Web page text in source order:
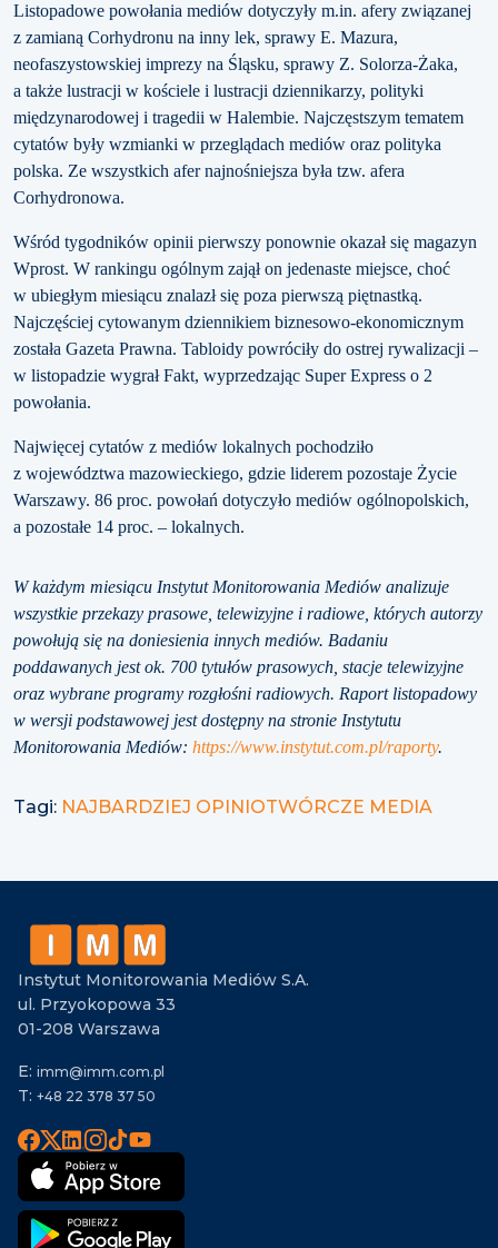
Listopadowe powołania mediów dotyczyły m.in. afery związanej
z zamianą Corhydronu na inny lek, sprawy E. Mazura,
neofaszystowskiej imprezy na Śląsku, sprawy Z. Solorza-Żaka,
a także lustracji w kościele i lustracji dziennikarzy, polityki
międzynarodowej i tragedii w Halembie. Najczęstszym tematem
cytatów były wzmianki w przeglądach mediów oraz polityka
polska. Ze wszystkich afer najnośniejsza była tzw. afera
Corhydronowa.
Wśród tygodników opinii pierwszy ponownie okazał się magazyn
Wprost. W rankingu ogólnym zajął on jedenaste miejsce, choć
w ubiegłym miesiącu znalazł się poza pierwszą piętnastką.
Najczęściej cytowanym dziennikiem biznesowo-ekonomicznym
została Gazeta Prawna. Tabloidy powróciły do ostrej rywalizacji –
w listopadzie wygrał Fakt, wyprzedzając Super Express o 2
powołania.
Najwięcej cytatów z mediów lokalnych pochodziło
z województwa mazowieckiego, gdzie liderem pozostaje Życie
Warszawy. 86 proc. powołań dotyczyło mediów ogólnopolskich,
a pozostałe 14 proc. – lokalnych.
W każdym miesiącu Instytut Monitorowania Mediów analizuje
wszystkie przekazy prasowe, telewizyjne i radiowe, których autorzy
powołują się na doniesienia innych mediów. Badaniu
poddawanych jest ok. 700 tytułów prasowych, stacje telewizyjne
oraz wybrane programy rozgłośni radiowych. Raport listopadowy
w wersji podstawowej jest dostępny na stronie Instytutu
Monitorowania Mediów: https://www.instytut.com.pl/raporty.
Tagi: NAJBARDZIEJ OPINIOTWÓRCZE MEDIA
Instytut Monitorowania Mediów S.A.
ul. Przyokopowa 33
01-208 Warszawa
E: imm@imm.com.pl
T: +48 22 378 37 50